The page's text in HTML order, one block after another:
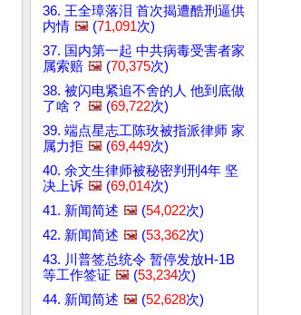
36. 王全璋落泪 首次揭遭酷刑逼供
内情 🖼️ (71,091次)
37. 国内第一起 中共病毒受害者家
属索赔 🖼️ (70,375次)
38. 被闪电紧追不舍的人 他到底做
了啥？ 🖼️ (69,722次)
39. 端点星志工陈玫被指派律师 家
属力拒 🖼️ (69,449次)
40. 余文生律师被秘密判刑4年 坚
决上诉 🖼️ (69,014次)
41. 新闻简述 🖼️ (54,022次)
42. 新闻简述 🖼️ (53,362次)
43. 川普签总统令 暂停发放H-1B
等工作签证 🖼️ (53,234次)
44. 新闻简述 🖼️ (52,628次)